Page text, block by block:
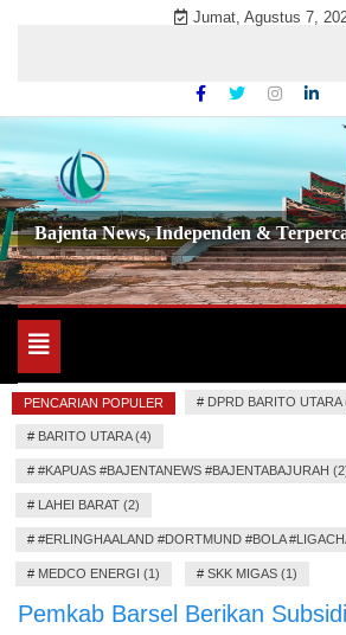
Jumat, Agustus 7,
Bajenta News, Independen &
Toggle
navigation
PENCARIAN POPULER # DPRD BARITO UTARA
# BARITO UTARA (4)
# #KAPUAS #BAJENTANEWS #BAJENTABAJURAH
# LAHEI BARAT (2)
# #ERLINGHAALAND #DORTMUND #BOLA
# MEDCO ENERGI (1) # SKK MIGAS (1)
Pemkab Barsel Berikan